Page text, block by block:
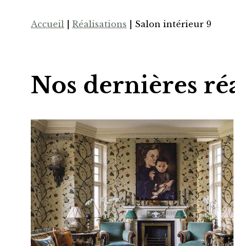
Accueil Réalisations Salon intérieur 9
Nos dernières